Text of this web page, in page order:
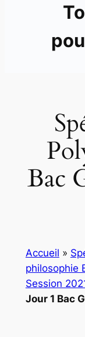
Bac
Accueil »
philosophie
Session
Jour 1 Bac